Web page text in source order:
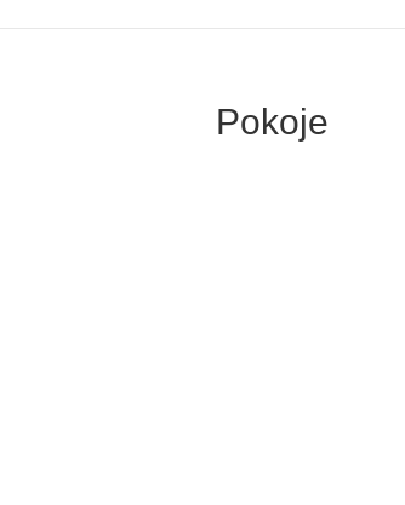
Pokoje